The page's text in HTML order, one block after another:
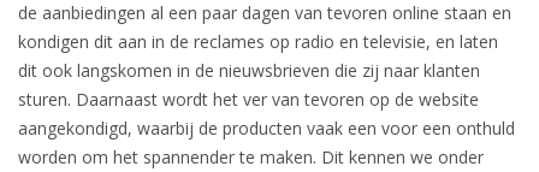
de aanbiedingen al een paar dagen van tevoren online staan en
kondigen dit aan in de reclames op radio en televisie, en laten
dit ook langskomen in de nieuwsbrieven die zij naar klanten
sturen. Daarnaast wordt het ver van tevoren op de website
aangekondigd, waarbij de producten vaak een voor een onthuld
worden om het spannender te maken. Dit kennen we onder